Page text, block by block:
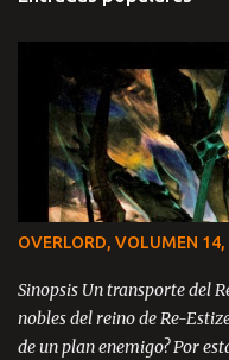
OVERLORD, VOLUMEN
Sinopsis Un transporte del
nobles del reino de Re-
de un plan enemigo? Por